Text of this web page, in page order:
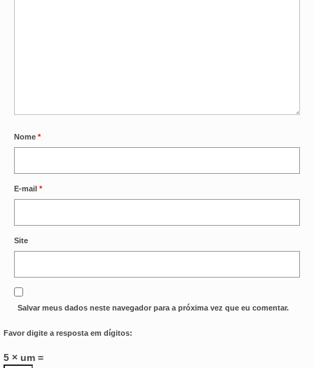
Nome *
E-mail *
Site
Salvar meus dados neste navegador para a próxima vez que eu comentar.
Favor digite a resposta em dígitos:
5 × um =